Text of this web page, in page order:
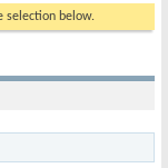
selection below.